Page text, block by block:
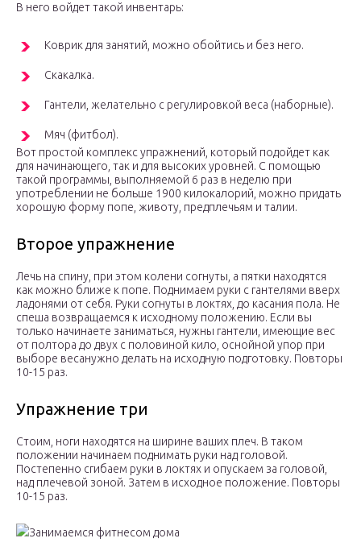
В него войдет такой инвентарь:
Коврик для занятий, можно обойтись и без него.
Скакалка.
Гантели, желательно с регулировкой веса (наборные).
Мяч (фитбол).
Вот простой комплекс упражнений, который подойдет как
для начинающего, так и для высоких уровней. С помощью
такой программы, выполняемой 6 раз в неделю при
употреблении не больше 1900 килокалорий, можно придать
хорошую форму попе, животу, предплечьям и талии.
Второе упражнение
Лечь на спину, при этом колени согнуты, а пятки находятся
как можно ближе к попе. Поднимаем руки с гантелями вверх
ладонями от себя. Руки согнуты в локтях, до касания пола. Не
спеша возвращаемся к исходному положению. Если вы
только начинаете заниматься, нужны гантели, имеющие вес
от полтора до двух с половиной кило, оснойной упор при
выборе весанужно делать на исходную подготовку. Повторы
10-15 раз.
Упражнение три
Стоим, ноги находятся на ширине ваших плеч. В таком
положении начинаем поднимать руки над головой.
Постепенно сгибаем руки в локтях и опускаем за головой,
над плечевой зоной. Затем в исходное положение. Повторы
10-15 раз.
Занимаемся фитнесом дома